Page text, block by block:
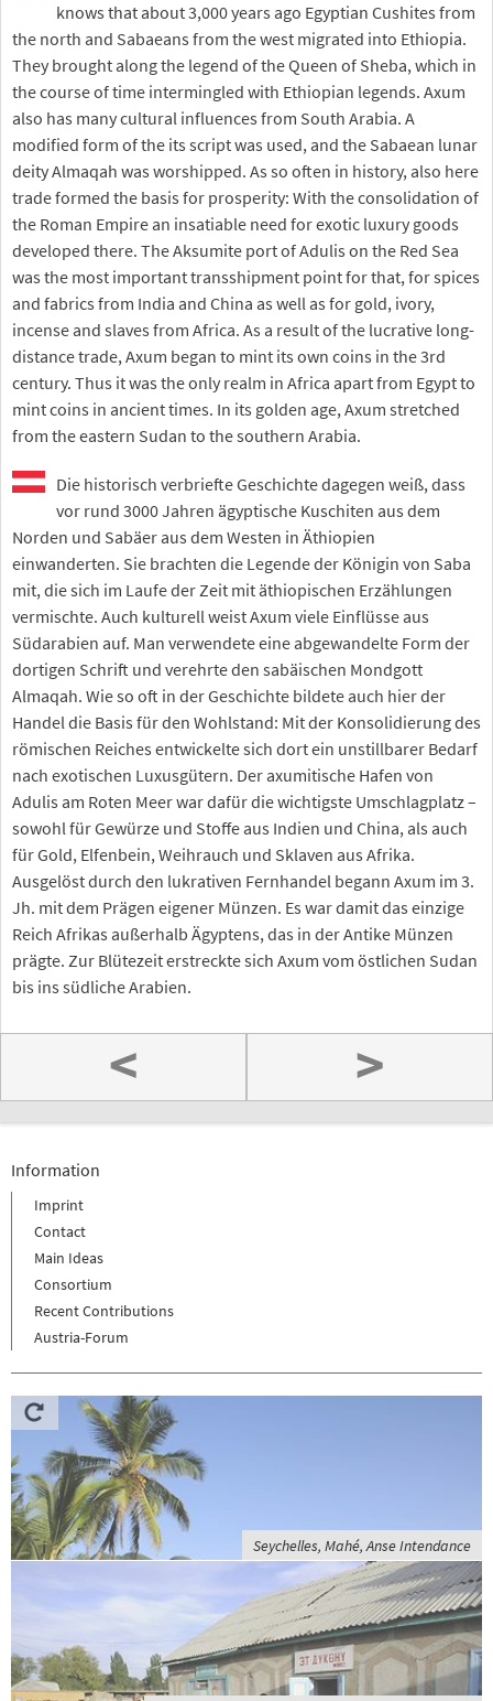
knows that about 3,000 years ago Egyptian Cushites from
the north and Sabaeans from the west migrated into Ethiopia.
They brought along the legend of the Queen of Sheba, which in
the course of time intermingled with Ethiopian legends. Axum
also has many cultural influences from South Arabia. A
modified form of the its script was used, and the Sabaean lunar
deity Almaqah was worshipped. As so often in history, also here
trade formed the basis for prosperity: With the consolidation of
the Roman Empire an insatiable need for exotic luxury goods
developed there. The Aksumite port of Adulis on the Red Sea
was the most important transshipment point for that, for spices
and fabrics from India and China as well as for gold, ivory,
incense and slaves from Africa. As a result of the lucrative long-
distance trade, Axum began to mint its own coins in the 3rd
century. Thus it was the only realm in Africa apart from Egypt to
mint coins in ancient times. In its golden age, Axum stretched
from the eastern Sudan to the southern Arabia.
Die historisch verbriefte Geschichte dagegen weiß, dass
vor rund 3000 Jahren ägyptische Kuschiten aus dem
Norden und Sabäer aus dem Westen in Äthiopien
einwanderten. Sie brachten die Legende der Königin von Saba
mit, die sich im Laufe der Zeit mit äthiopischen Erzählungen
vermischte. Auch kulturell weist Axum viele Einflüsse aus
Südarabien auf. Man verwendete eine abgewandelte Form der
dortigen Schrift und verehrte den sabäischen Mondgott
Almaqah. Wie so oft in der Geschichte bildete auch hier der
Handel die Basis für den Wohlstand: Mit der Konsolidierung des
römischen Reiches entwickelte sich dort ein unstillbarer Bedarf
nach exotischen Luxusgütern. Der axumitische Hafen von
Adulis am Roten Meer war dafür die wichtigste Umschlagplatz –
sowohl für Gewürze und Stoffe aus Indien und China, als auch
für Gold, Elfenbein, Weihrauch und Sklaven aus Afrika.
Ausgelöst durch den lukrativen Fernhandel begann Axum im 3.
Jh. mit dem Prägen eigener Münzen. Es war damit das einzige
Reich Afrikas außerhalb Ägyptens, das in der Antike Münzen
prägte. Zur Blütezeit erstreckte sich Axum vom östlichen Sudan
bis ins südliche Arabien.
< >
Information
Imprint
Contact
Main Ideas
Consortium
Recent Contributions
Austria-Forum
Seychelles, Mahé, Anse Intendance